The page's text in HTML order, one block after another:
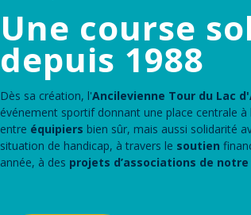
Une course
depuis 1988
Dès sa création, l'Ancilevienne Tour du Lac
événement sportif donnant une place centrale à
entre équipiers bien sûr, mais aussi solidarité
situation de handicap, à travers le soutien
année, à des projets d’associations de